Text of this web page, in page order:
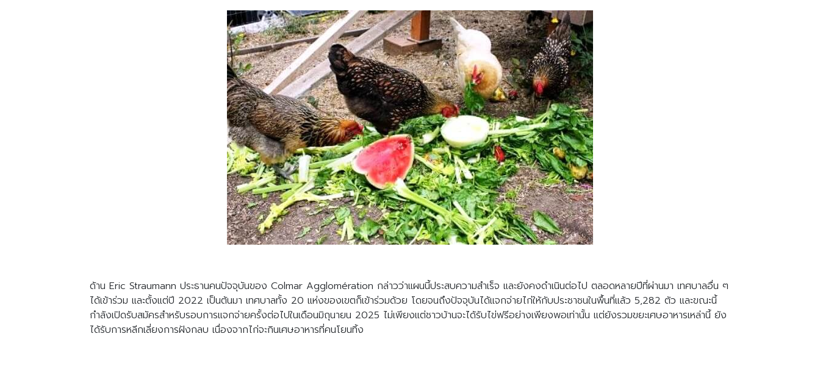
Search
for: Search
ด้าน Eric Straumann ประธานคนปัจจุบันของ Colmar Agglomération กล่าวว่าแผนนี้ประสบความสำเร็จ และยังคงดำเนินต่อไป ตลอดหลายปีที่ผ่านมา เทศบาลอื่น ๆ
ได้เข้าร่วม และตั้งแต่ปี 2022 เป็นต้นมา เทศบาลทั้ง 20 แห่งของเขตก็เข้าร่วมด้วย โดยจนถึงปัจจุบันได้แจกจ่ายไก่ให้กับประชาชนในพื้นที่แล้ว 5,282 ตัว และขณะนี้
กำลังเปิดรับสมัครสำหรับรอบการแจกจ่ายครั้งต่อไปในเดือนมิถุนายน 2025 ไม่เพียงแต่ชาวบ้านจะได้รับไข่ฟรีอย่างเพียงพอเท่านั้น แต่ยังรวมขยะเศษอาหารเหล่านี้ ยัง
ได้รับการหลีกเลี่ยงการฝังกลบ เนื่องจากไก่จะกินเศษอาหารที่คนโยนทิ้ง